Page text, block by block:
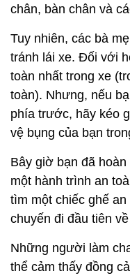
chân, bàn chân và
Tuy nhiên, các bà
tránh lái xe. Đối với
toàn nhất trong xe
toàn). Nhưng, nếu
phía trước, hãy kéo
vệ bụng của bạn
Bây giờ bạn đã
một hành trình an
tìm một chiếc ghế
chuyến đi đầu tiên
Những người làm
thể cảm thấy đồng